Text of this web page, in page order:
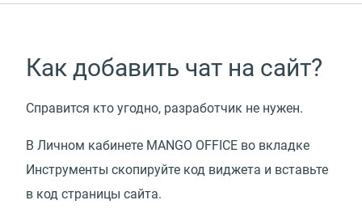
Как добавить чат на сайт?
Справится кто угодно, разработчик не нужен.
В Личном кабинете MANGO OFFICE во вкладке
Инструменты скопируйте код виджета и вставьте
в код страницы сайта.